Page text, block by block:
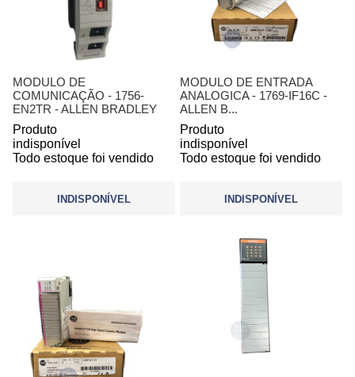
MODULO DE
COMUNICAÇÃO - 1756-
EN2TR - ALLEN BRADLEY
Produto
indisponível
Todo estoque foi vendido
INDISPONÍVEL
MODULO DE ENTRADA
ANALOGICA - 1769-IF16C -
ALLEN B...
Produto
indisponível
Todo estoque foi vendido
INDISPONÍVEL